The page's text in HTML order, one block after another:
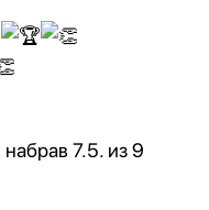
7.5. из 9